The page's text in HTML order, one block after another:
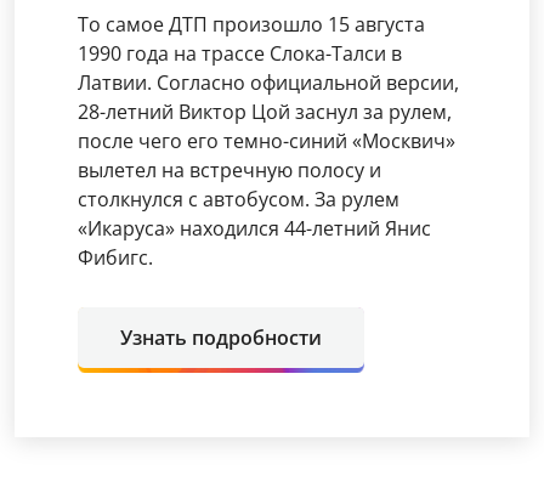
То самое ДТП произошло 15 августа
1990 года на трассе Слока-Талси в
Латвии. Согласно официальной версии,
28-летний Виктор Цой заснул за рулем,
после чего его темно-синий «Москвич»
вылетел на встречную полосу и
столкнулся с автобусом. За рулем
«Икаруса» находился 44-летний Янис
Фибигс.
Узнать подробности